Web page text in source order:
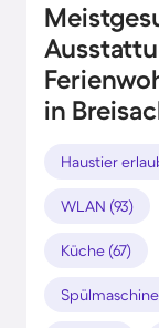
in
Haustier
WLAN (93)
Küche (67)